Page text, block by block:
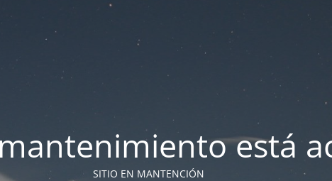
está
SITIO EN MANTENCIÓN